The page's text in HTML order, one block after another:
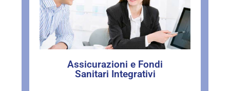
Assicurazioni e Fondi
Sanitari Integrativi